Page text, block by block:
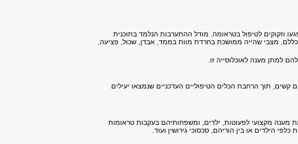
וזקוקים לטיפול בטראומה. מודל ההתערבות הנלמד בתוכנית
מצבי שהייה ממושכת בחרדת מוות בממד, אבדן, שכול, פציעה,
למתן מענה לאוכלוסייה זו.
תוך הרחבת הכלים הטיפוליים העדכניים שנמצאו יעילים
מענה מקצועי לפעוטות, ילדים, ומשפחותיהם בעקבות טראומות
הילדים או בין הוריהם, סכסוכי גירושין ועוד.